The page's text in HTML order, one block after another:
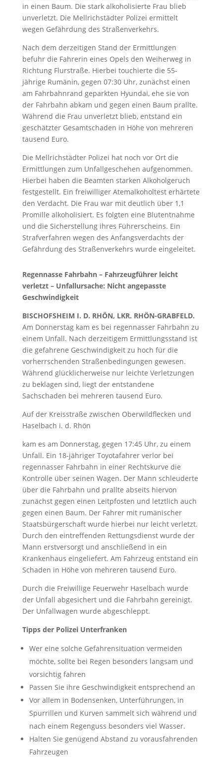
in einen Baum. Die stark alkoholisierte Frau blieb
unverletzt. Die Mellrichstädter Polizei ermittelt
wegen Gefährdung des Straßenverkehrs.
Nach dem derzeitigen Stand der Ermittlungen
befuhr die Fahrerin eines Opels den Weiherweg in
Richtung Flurstraße. Hierbei touchierte die 55-
jährige Rumänin, gegen 07:30 Uhr, zunächst einen
am Fahrbahnrand geparkten Hyundai, ehe sie von
der Fahrbahn abkam und gegen einen Baum prallte.
Während die Frau unverletzt blieb, entstand ein
geschätzter Gesamtschaden in Höhe von mehreren
tausend Euro.
Die Mellrichstädter Polizei hat noch vor Ort die
Ermittlungen zum Unfallgeschehen aufgenommen.
Hierbei haben die Beamten starken Alkoholgeruch
festgestellt. Ein freiwilliger Atemalkoholtest erhärtete
den Verdacht. Die Frau war mit deutlich über 1,1
Promille alkoholisiert. Es folgten eine Blutentnahme
und die Sicherstellung ihres Führerscheins. Ein
Strafverfahren wegen des Anfangsverdachts der
Gefährdung des Straßenverkehrs wurde eingeleitet.
Regennasse Fahrbahn – Fahrzeugführer leicht
verletzt – Unfallursache: Nicht angepasste
Geschwindigkeit
BISCHOFSHEIM I. D. RHÖN, LKR. RHÖN-GRABFELD.
Am Donnerstag kam es bei regennasser Fahrbahn zu
einem Unfall. Nach derzeitigem Ermittlungsstand ist
die gefahrene Geschwindigkeit zu hoch für die
vorherrschenden Straßenbedingungen gewesen.
Während glücklicherweise nur leichte Verletzungen
zu beklagen sind, liegt der entstandene
Sachschaden bei mehreren tausend Euro.
Auf der Kreisstraße zwischen Oberwildflecken und
Haselbach i. d. Rhön
kam es am Donnerstag, gegen 17:45 Uhr, zu einem
Unfall. Ein 18-jähriger Toyotafahrer verlor bei
regennasser Fahrbahn in einer Rechtskurve die
Kontrolle über seinen Wagen. Der Mann schleuderte
über die Fahrbahn und prallte abseits hiervon
zunächst gegen einen Leitpfosten und letztlich auch
gegen einen Baum. Der Fahrer mit rumänischer
Staatsbürgerschaft wurde hierbei nur leicht verletzt.
Durch den eintreffenden Rettungsdienst wurde der
Mann erstversorgt und anschließend in ein
Krankenhaus eingeliefert. Am Fahrzeug entstand ein
Schaden in Höhe von mehreren tausend Euro.
Durch die Freiwillige Feuerwehr Haselbach wurde
der Unfall abgesichert und die Fahrbahn gereinigt.
Der Unfallwagen wurde abgeschleppt.
Tipps der Polizei Unterfranken
Wer eine solche Gefahrensituation vermeiden
möchte, sollte bei Regen besonders langsam und
vorsichtig fahren
Passen Sie ihre Geschwindigkeit entsprechend an
Vor allem in Bodensenken, Unterführungen, in
Spurrillen und Kurven sammelt sich während und
nach einem Regenguss besonders viel Wasser.
Halten Sie genügend Abstand zu vorausfahrenden
Fahrzeugen